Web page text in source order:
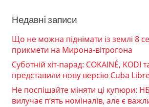
Недавні записи
Що не можна піднімати із землі 8
прикмети на Мирона-вітрогона
Суботній хіт-парад: COKAINÉ, KODI
представили нову версію Cuba
Не поспішайте міняти ці купюри:
вилучає п’ять номіналів, але є